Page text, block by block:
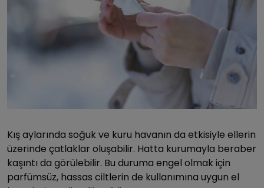
Kış aylarında soğuk ve kuru havanın da etkisiyle ellerin
üzerinde çatlaklar oluşabilir. Hatta kurumayla beraber
kaşıntı da görülebilir. Bu duruma engel olmak için
parfümsüz, hassas ciltlerin de kullanımına uygun el